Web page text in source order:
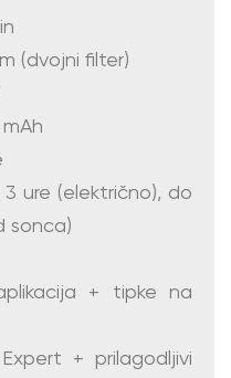
(dvojni filter)
ure (električno), do
sonca)
+ tipke na
+ prilagodljivi